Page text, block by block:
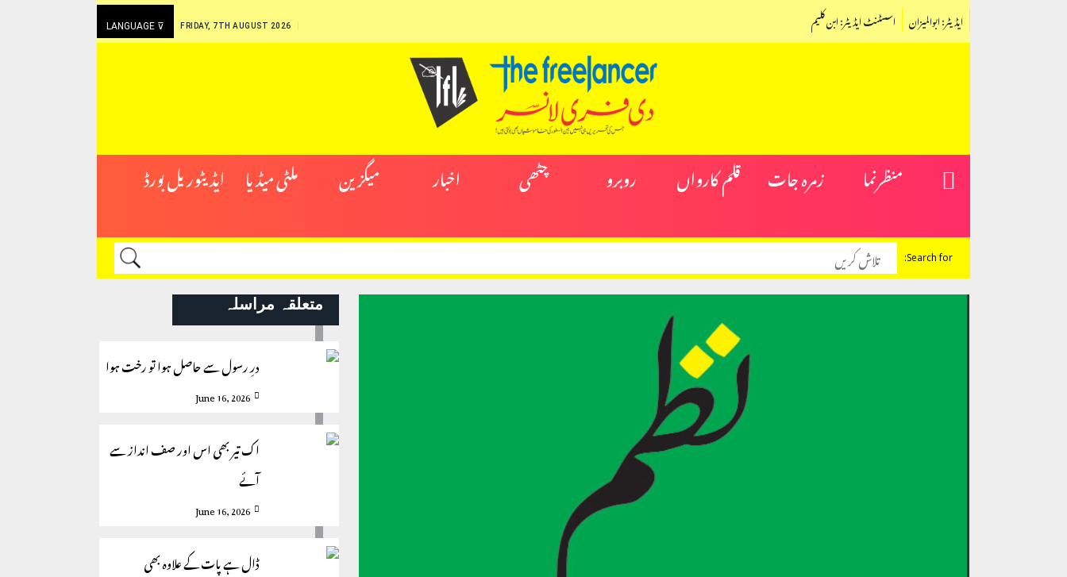
LANGUAGE ⊽ FRIDAY, 7TH AUGUST 2026 اسسٹنٹ ایڈیٹر: ابن کلیم ایڈیٹر: ابوالمیزان
منظرنما زمرہ جات قلم کارواں روبرو چٹھی اخبار میگزین ملٹی میڈیا ایڈیٹوریل بورڈ
Search for:
متعلقہ مراسلہ
درِ رسول سے حاصل ہوا تو رخت ہوا
June 16, 2026
اک تیر بھی اس اور صف انداز سے
آئے
June 16, 2026
ڈال ہے پات کے علاوہ بھی